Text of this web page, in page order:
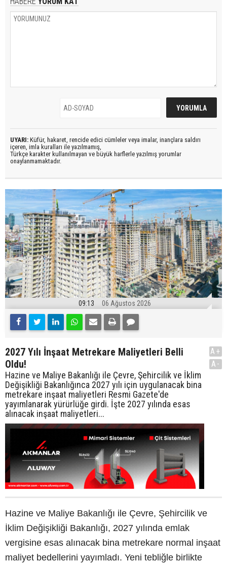
UYARI: Küfür, hakaret, rencide edici cümleler veya imalar, inançlara saldırı
içeren, imla kuralları ile yazılmamış,
Türkçe karakter kullanılmayan ve büyük harflerle yazılmış yorumlar
onaylanmamaktadır.
09:13 06 Ağustos 2026
2027 Yılı İnşaat Metrekare Maliyetleri Belli
Oldu!
Hazine ve Maliye Bakanlığı ile Çevre, Şehircilik ve İklim
Değişikliği Bakanlığınca 2027 yılı için uygulanacak bina
metrekare inşaat maliyetleri Resmi Gazete'de
yayımlanarak yürürlüğe girdi. İşte 2027 yılında esas
alınacak inşaat maliyetleri...
A+
A-
Hazine ve Maliye Bakanlığı ile Çevre, Şehircilik ve
İklim Değişikliği Bakanlığı, 2027 yılında emlak
vergisine esas alınacak bina metrekare normal inşaat
maliyet bedellerini yayımladı. Yeni tebliğle birlikte